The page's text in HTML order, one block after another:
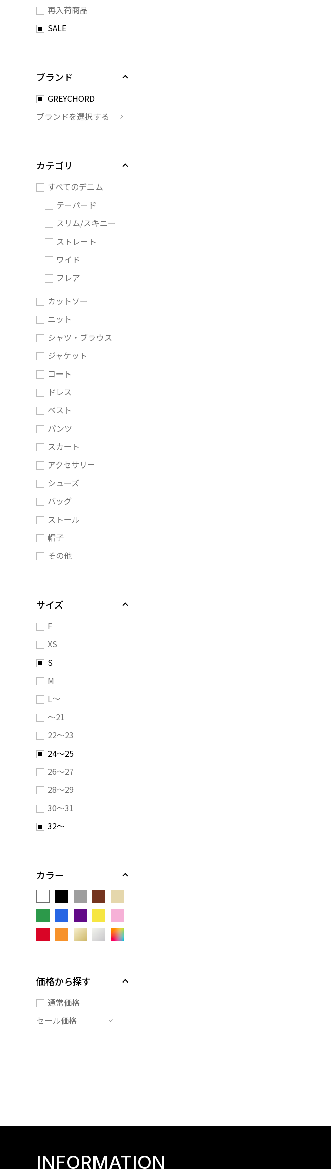
再入荷商品
SALE
ブランド
GREYCHORD
ブランドを選択する
カテゴリ
すべてのデニム
テーパード
スリム/スキニー
ストレート
ワイド
フレア
カットソー
ニット
シャツ・ブラウス
ジャケット
コート
ドレス
ベスト
パンツ
スカート
アクセサリー
シューズ
バッグ
ストール
帽子
その他
サイズ
F
XS
S
M
L～
～21
22～23
24～25
26～27
28～29
30～31
32～
カラー
価格から探す
通常価格
セール価格
INFORMATION